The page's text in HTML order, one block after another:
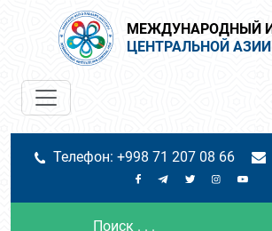
МЕЖДУНАРОДНЫЙ
ЦЕНТРАЛЬНОЙ АЗИИ
Телефон: +998 71 207 08 66